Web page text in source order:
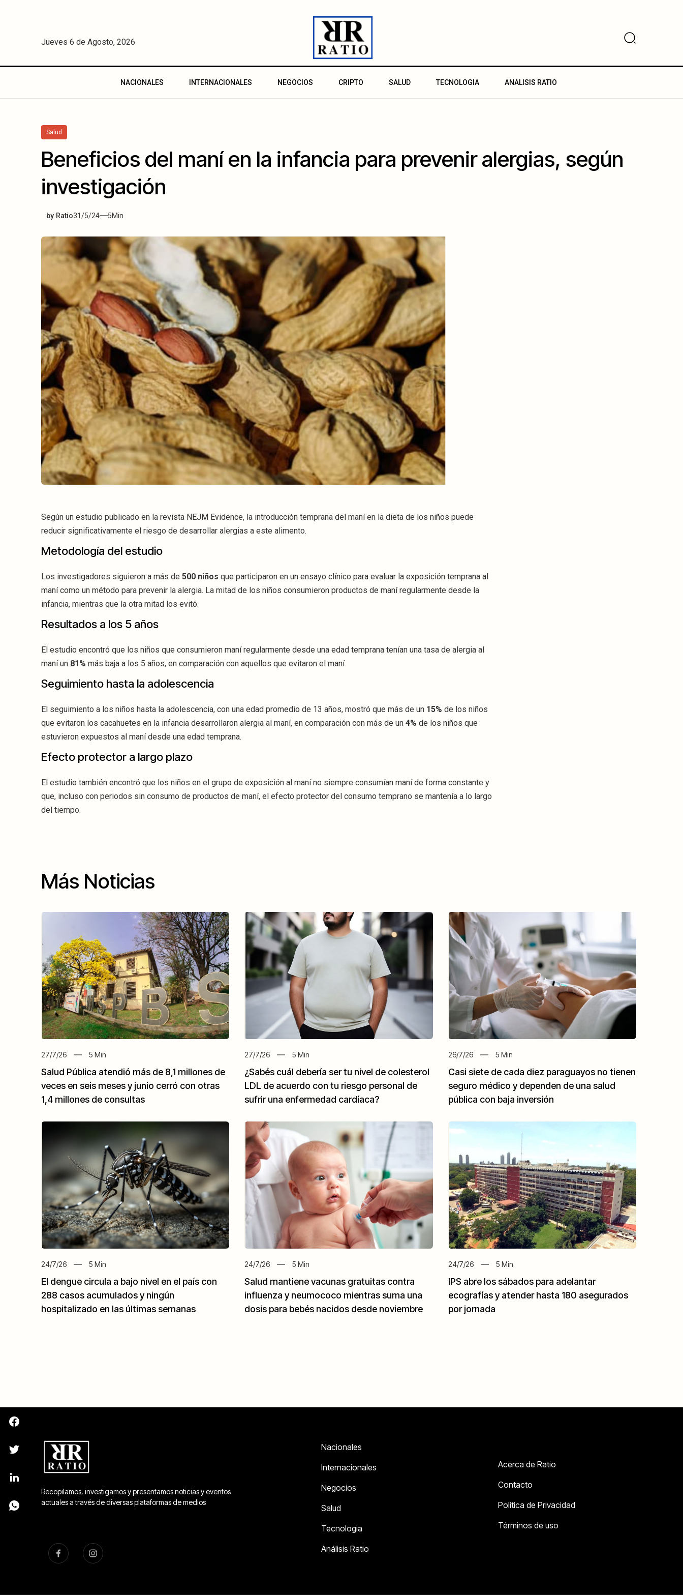
Jueves 6 de Agosto, 2026
NACIONALES INTERNACIONALES NEGOCIOS CRIPTO SALUD TECNOLOGIA ANALISIS RATIO
Salud
Beneficios del maní en la infancia para prevenir alergias, según
investigación
by Ratio31/5/24 5Min
Según un estudio publicado en la revista NEJM Evidence, la introducción temprana del maní en la dieta de los niños puede
reducir significativamente el riesgo de desarrollar alergias a este alimento.
Metodología del estudio
Los investigadores siguieron a más de 500 niños que participaron en un ensayo clínico para evaluar la exposición temprana al
maní como un método para prevenir la alergia. La mitad de los niños consumieron productos de maní regularmente desde la
infancia, mientras que la otra mitad los evitó.
Resultados a los 5 años
El estudio encontró que los niños que consumieron maní regularmente desde una edad temprana tenían una tasa de alergia al
maní un 81% más baja a los 5 años, en comparación con aquellos que evitaron el maní.
Seguimiento hasta la adolescencia
El seguimiento a los niños hasta la adolescencia, con una edad promedio de 13 años, mostró que más de un 15% de los niños
que evitaron los cacahuetes en la infancia desarrollaron alergia al maní, en comparación con más de un 4% de los niños que
estuvieron expuestos al maní desde una edad temprana.
Efecto protector a largo plazo
El estudio también encontró que los niños en el grupo de exposición al maní no siempre consumían maní de forma constante y
que, incluso con periodos sin consumo de productos de maní, el efecto protector del consumo temprano se mantenía a lo largo
del tiempo.
Más Noticias
27/7/26 5 Min
Salud Pública atendió más de 8,1 millones de
veces en seis meses y junio cerró con otras
1,4 millones de consultas
27/7/26 5 Min
¿Sabés cuál debería ser tu nivel de colesterol
LDL de acuerdo con tu riesgo personal de
sufrir una enfermedad cardíaca?
26/7/26 5 Min
Casi siete de cada diez paraguayos no tienen
seguro médico y dependen de una salud
pública con baja inversión
24/7/26 5 Min
El dengue circula a bajo nivel en el país con
288 casos acumulados y ningún
hospitalizado en las últimas semanas
24/7/26 5 Min
Salud mantiene vacunas gratuitas contra
influenza y neumococo mientras suma una
dosis para bebés nacidos desde noviembre
24/7/26 5 Min
IPS abre los sábados para adelantar
ecografías y atender hasta 180 asegurados
por jornada
Recopilamos, investigamos y presentamos noticias y eventos
actuales a través de diversas plataformas de medios
Nacionales
Internacionales
Negocios
Salud
Tecnologia
Análisis Ratio
Acerca de Ratio
Contacto
Politica de Privacidad
Términos de uso